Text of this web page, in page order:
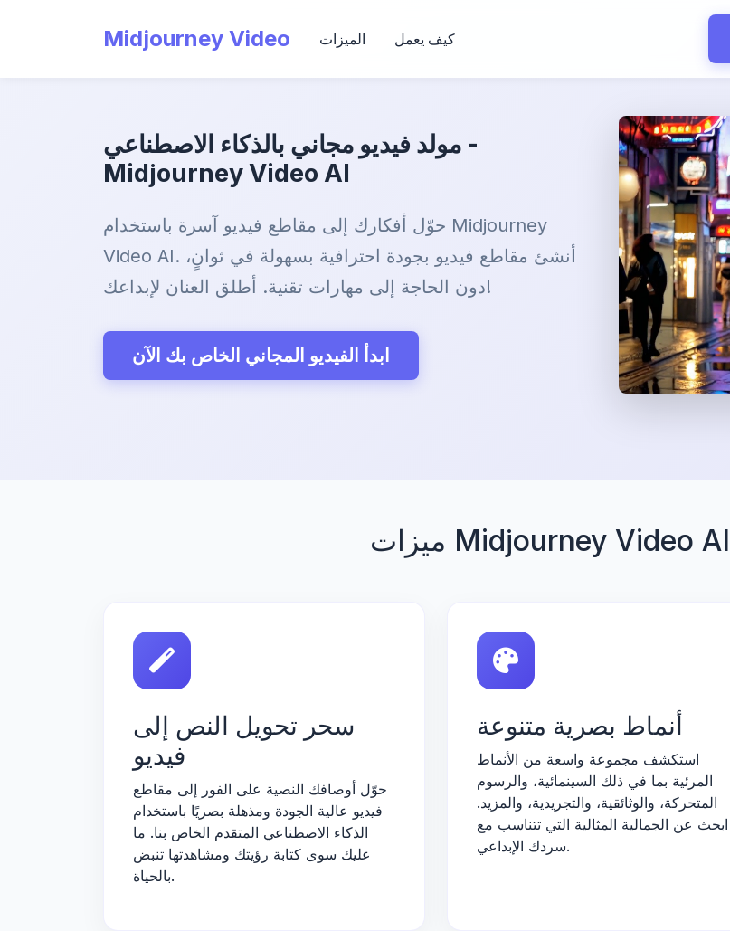
Midjourney Video الميزات كيف يعمل
مولد فيديو مجاني بالذكاء الاصطناعي -
Midjourney Video AI
حوّل أفكارك إلى مقاطع فيديو آسرة باستخدام Midjourney
Video AI. أنشئ مقاطع فيديو بجودة احترافية بسهولة في ثوانٍ،
دون الحاجة إلى مهارات تقنية. أطلق العنان لإبداعك!
ابدأ الفيديو المجاني الخاص بك الآن
سحر تحويل النص إلى
فيديو
حوّل أوصافك النصية على الفور إلى مقاطع
فيديو عالية الجودة ومذهلة بصريًا باستخدام
الذكاء الاصطناعي المتقدم الخاص بنا. ما
عليك سوى كتابة رؤيتك ومشاهدتها تنبض
بالحياة.
أنماط بصرية متنوعة
استكشف مجموعة واسعة من الأنماط
المرئية بما في ذلك السينمائية، والرسوم
المتحركة، والوثائقية، والتجريدية، والمزيد.
ابحث عن الجمالية المثالية التي تتناسب مع
سردك الإبداعي.